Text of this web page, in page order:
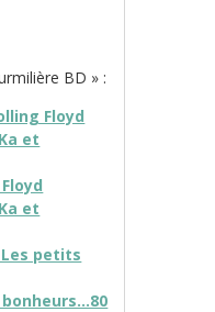
BD » :
Floyd
et
et
petits